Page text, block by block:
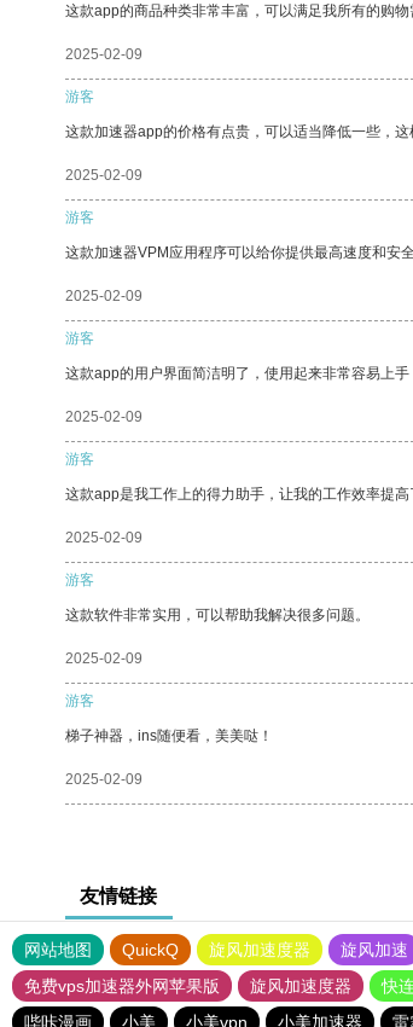
这款app的商品种类非常丰富，可以满足我所有的购物
2025-02-09
游客
这款加速器app的价格有点贵，可以适当降低一些，这
2025-02-09
游客
这款加速器VPM应用程序可以给你提供最高速度和安
2025-02-09
游客
这款app的用户界面简洁明了，使用起来非常容易上
2025-02-09
游客
这款app是我工作上的得力助手，让我的工作效率提
2025-02-09
游客
这款软件非常实用，可以帮助我解决很多问题。
2025-02-09
游客
梯子神器，ins随便看，美美哒！
2025-02-09
友情链接
网站地图 QuickQ 旋风加速度器 旋风加速
免费vps加速器外网苹果版
旋风加速度器 快
哔咔漫画
小美 小美vpn 小美加速器 雷